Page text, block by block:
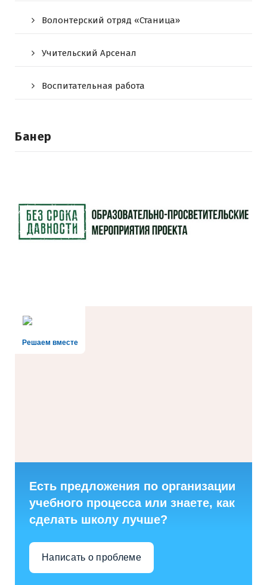
Волонтерский отряд «Станица»
Учительский Арсенал
Воспитательная работа
Банер
Решаем вместе
Есть предложения по организации
учебного процесса или знаете, как
сделать школу лучше?
Написать о проблеме